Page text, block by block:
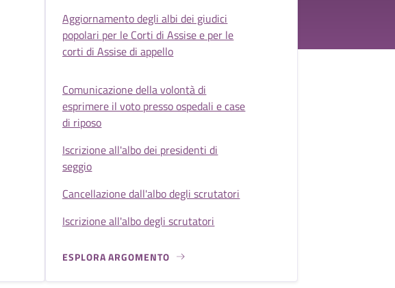
Aggiornamento degli albi dei giudici
popolari per le Corti di Assise e per le
corti di Assise di appello
Comunicazione della volontà di
esprimere il voto presso ospedali e case
di riposo
Iscrizione all'albo dei presidenti di
seggio
Cancellazione dall'albo degli scrutatori
Iscrizione all'albo degli scrutatori
ESPLORA ARGOMENTO